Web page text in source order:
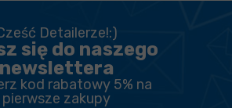
Detailerze!:)
się do naszego
newslettera
kod rabatowy 5% na
pierwsze zakupy